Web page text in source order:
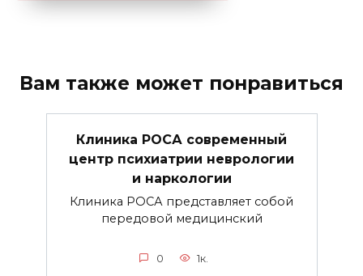
Вам также может понравиться
Клиника РОСА современный
центр психиатрии неврологии
и наркологии
Клиника РОСА представляет собой
передовой медицинский
0 1к.